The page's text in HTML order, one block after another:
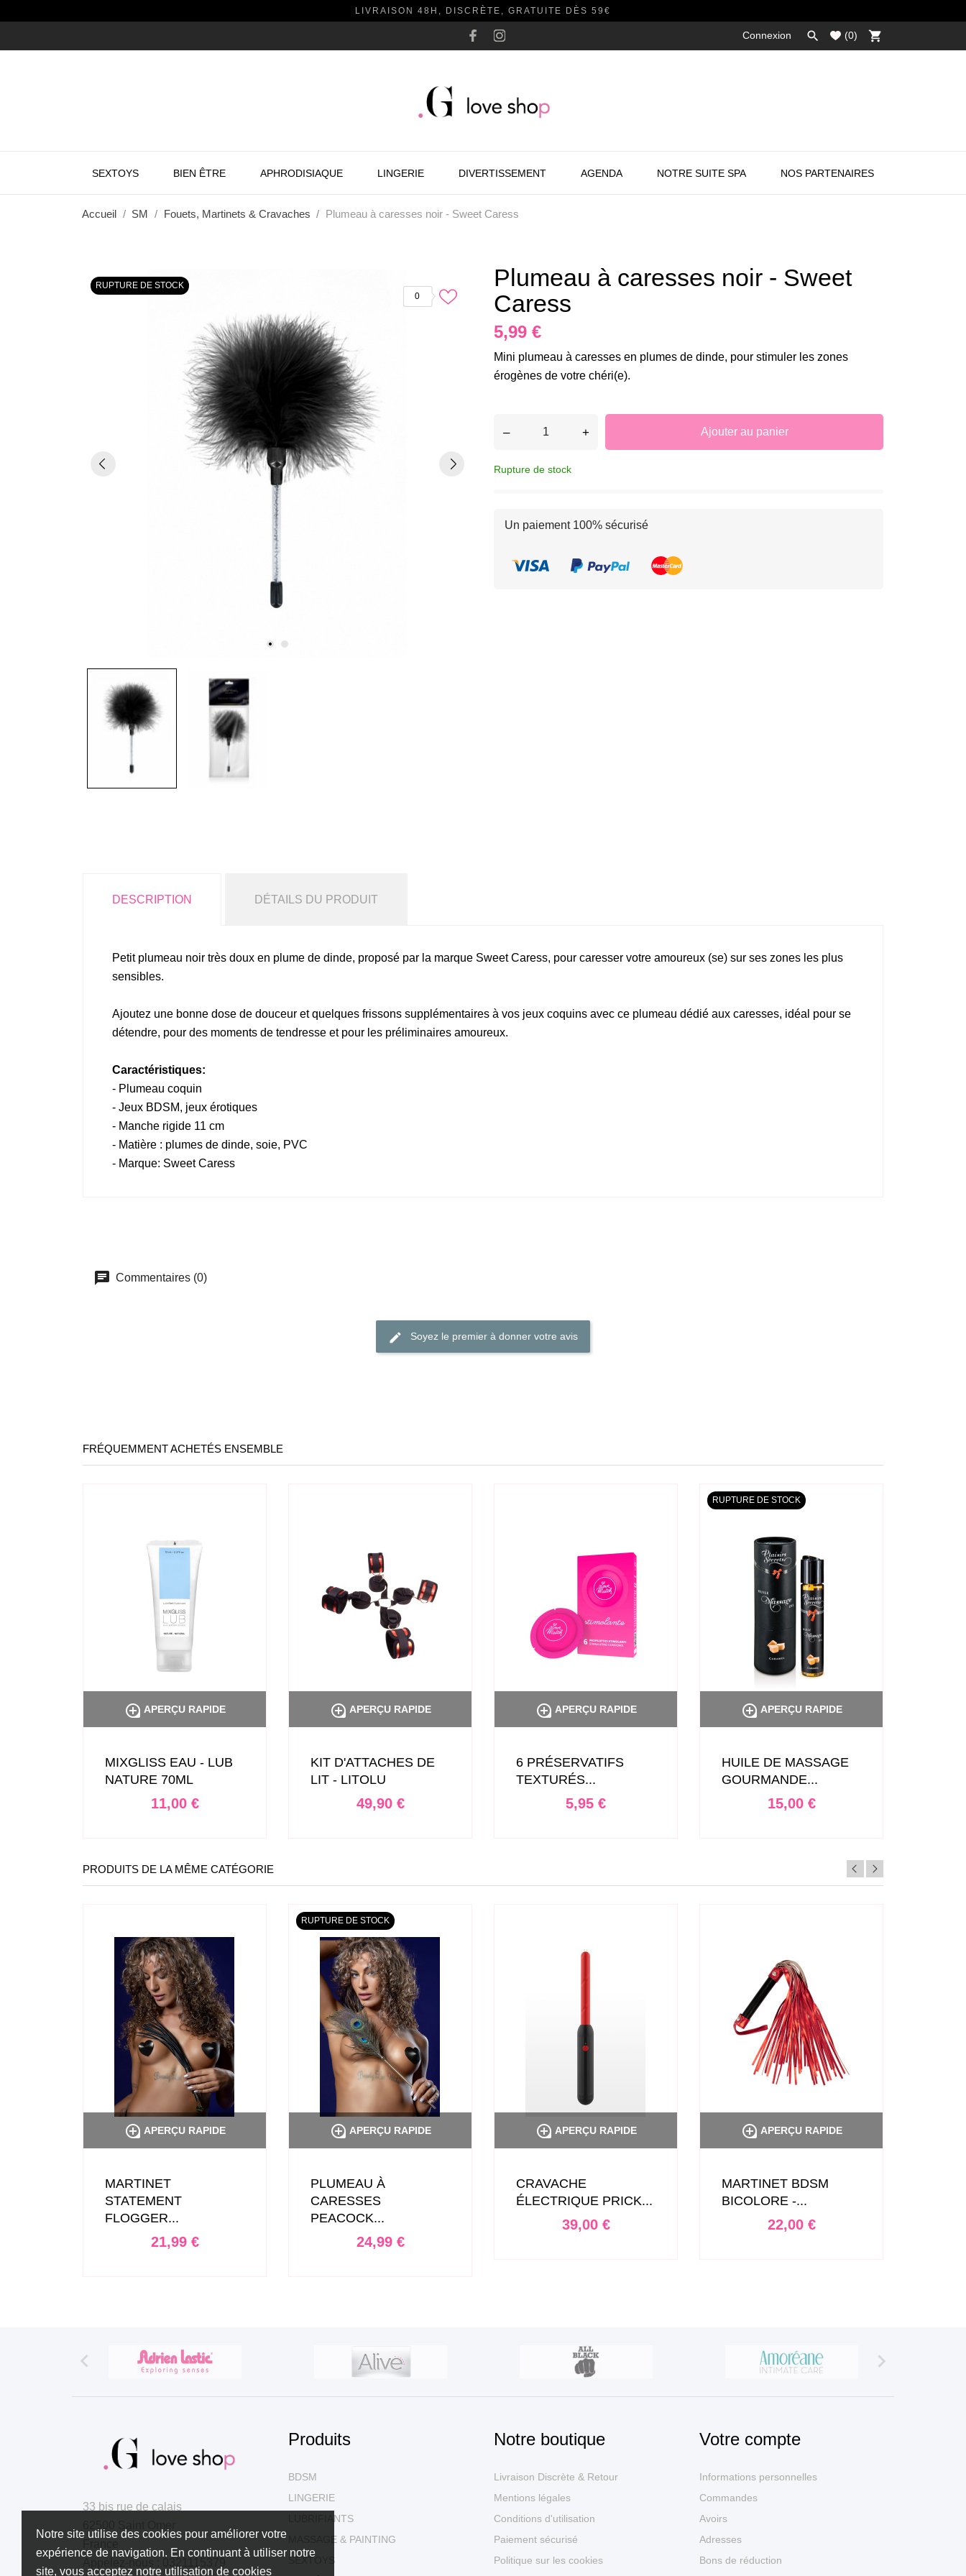
Notre site utilise des cookies pour améliorer votre
expérience de navigation. En continuant à utiliser notre
site, vous acceptez notre utilisation de cookies
LIVRAISON 48H, DISCRÈTE, GRATUITE DÈS 59€
Connexion  (0) shopping_cart
SEXTOYS BIEN ÊTRE APHRODISIAQUE LINGERIE DIVERTISSEMENT AGENDA NOTRE SUITE SPA NOS PARTENAIRES
Accueil SM Fouets, Martinets & Cravaches Plumeau à caresses noir - Sweet Caress
RUPTURE DE STOCK
0
Plumeau à caresses noir - Sweet
Caress
5,99 €
Mini plumeau à caresses en plumes de dinde, pour stimuler les zones
érogènes de votre chéri(e).
– + Ajouter au panier
Rupture de stock
Un paiement 100% sécurisé
DESCRIPTION DÉTAILS DU PRODUIT
Petit plumeau noir très doux en plume de dinde, proposé par la marque Sweet Caress, pour caresser votre amoureux (se) sur ses zones les plus
sensibles.
Ajoutez une bonne dose de douceur et quelques frissons supplémentaires à vos jeux coquins avec ce plumeau dédié aux caresses, idéal pour se
détendre, pour des moments de tendresse et pour les préliminaires amoureux.
Caractéristiques:
- Plumeau coquin
- Jeux BDSM, jeux érotiques
- Manche rigide 11 cm
- Matière : plumes de dinde, soie, PVC
- Marque: Sweet Caress
Commentaires (0)
Soyez le premier à donner votre avis
FRÉQUEMMENT ACHETÉS ENSEMBLE
 APERÇU RAPIDE
MIXGLISS EAU - LUB
NATURE 70ML
Prix
11,00 €
 APERÇU RAPIDE
KIT D'ATTACHES DE
LIT - LITOLU
Prix
49,90 €
 APERÇU RAPIDE
6 PRÉSERVATIFS
TEXTURÉS...
Prix
5,95 €
 APERÇU RAPIDE
HUILE DE MASSAGE
GOURMANDE...
Prix
15,00 €
RUPTURE DE STOCK
PRODUITS DE LA MÊME CATÉGORIE
 APERÇU RAPIDE
MARTINET
STATEMENT
FLOGGER...
Prix
21,99 €
 APERÇU RAPIDE
PLUMEAU À
CARESSES
PEACOCK...
Prix
24,99 €
RUPTURE DE STOCK
 APERÇU RAPIDE
CRAVACHE
ÉLECTRIQUE PRICK...
Prix
39,00 €
 APERÇU RAPIDE
MARTINET BDSM
BICOLORE -...
Prix
22,00 €
 
33 bis rue de calais
Appelez-nous :
Produits
BDSM
LINGERIE
LUBRIFIANTS
MASSAGE & PAINTING
SEXTOYS
Notre boutique
Livraison Discrète & Retour
Mentions légales
Conditions d'utilisation
Paiement sécurisé
Politique sur les cookies
Votre compte
Informations personnelles
Commandes
Avoirs
Adresses
Bons de réduction